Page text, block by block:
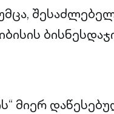
მიერ